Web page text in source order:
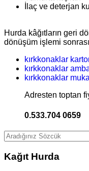
İlaç ve deterjan
Hurda kâğıtların geri
dönüşüm işlemi
kırkkonaklar
kırkkonaklar
kırkkonaklar
Adresten toptan
0.533.704 0659
Kağıt Hurda